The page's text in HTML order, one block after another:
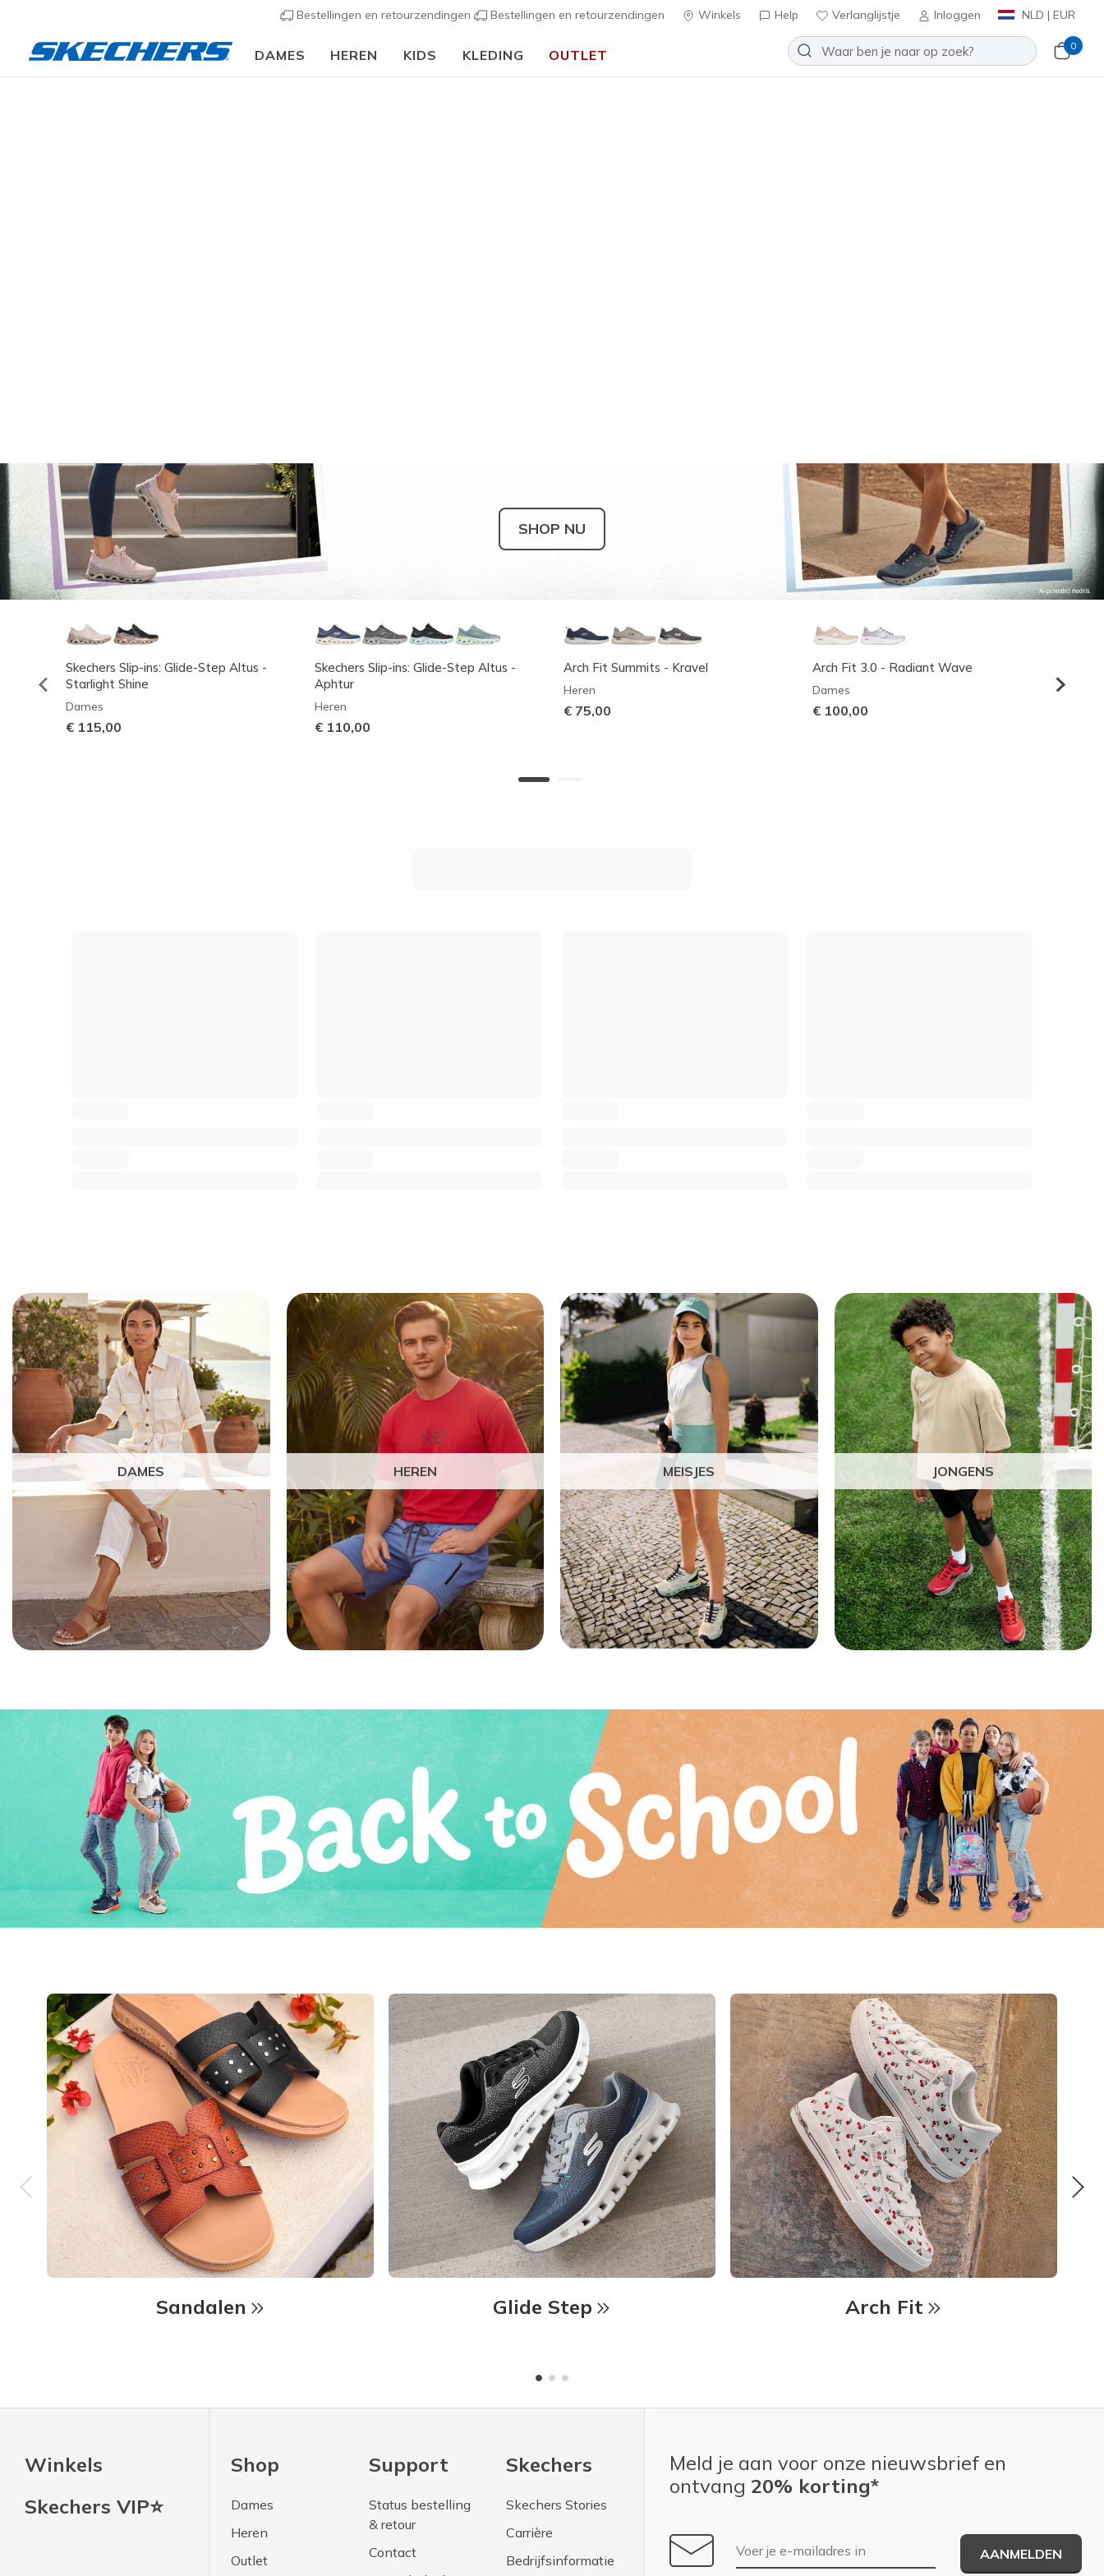
Bestellingen en retourzendingen Bestellingen en retourzendingen Winkels Help Verlanglijstje Inloggen NLD | EUR
DAMES HEREN KIDS KLEDING OUTLET
0
SHOP NU
Skechers Slip-ins: Glide-Step Altus -
Starlight Shine
Dames
€ 115,00
Skechers Slip-ins: Glide-Step Altus -
Aphtur
Heren
€ 110,00
Arch Fit Summits - Kravel
Heren
€ 75,00
Arch Fit 3.0 - Radiant Wave
Dames
€ 100,00
Heren
DAMES HEREN MEISJES JONGENS
Sandalen Glide Step Arch Fit
Winkels
Skechers VIP⭐
Shop
Dames
Heren
Outlet
Support
Status bestelling
& retour
Contact
Skechers
Skechers Stories
Carrière
Bedrijfsinformatie
Meld je aan voor onze nieuwsbrief en
ontvang 20% korting*
E-mailadres
AANMELDEN